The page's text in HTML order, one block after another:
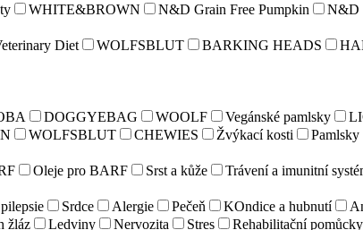
WHITE&BROWN N&D Grain Free Pumpkin
N&D
Diet WOLFSBLUT BARKING HEADS
DOGGYEBAG WOOLF Vegánské pamlsky
WOLFSBLUT CHEWIES Žvýkací kosti
Pamlsky
Oleje pro BARF Srst a kůže Trávení a imunitní
Srdce Alergie Pečeň KOndice a hubnutí
žláz Ledviny Nervozita Stres Rehabilitační pomůcky